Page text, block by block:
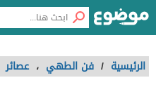
الرئيسية / فن الطهي ، عصائر